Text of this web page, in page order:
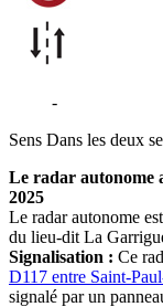
-
Sens Dans les deux
Le radar autonome
2025
Le radar autonome
du lieu-dit La
Signalisation : Ce
D117 entre Saint-
signalé par un